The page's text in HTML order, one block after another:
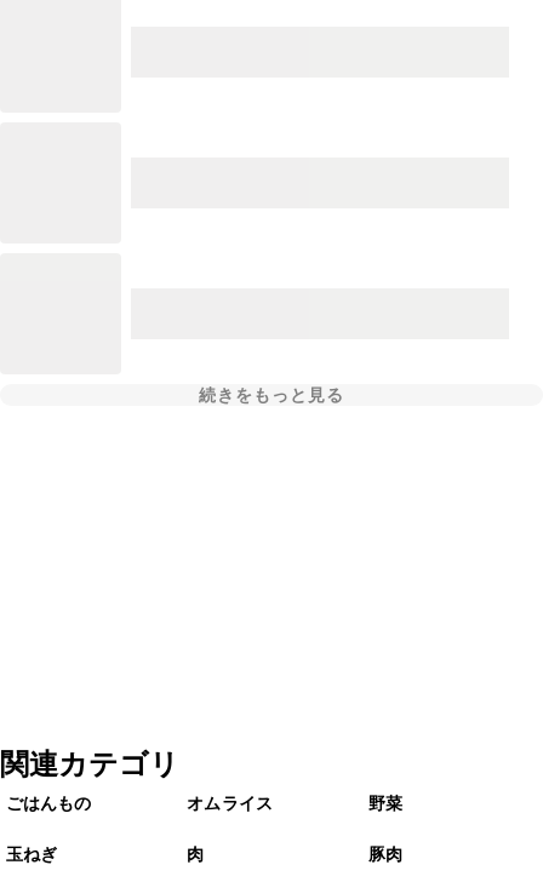
続きをもっと見る
関連カテゴリ
ごはんもの オムライス 野菜
玉ねぎ 肉 豚肉